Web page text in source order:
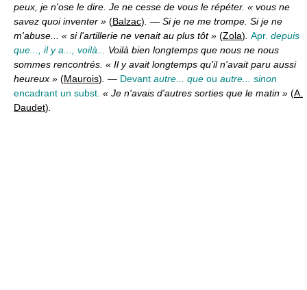
peux, je n'ose le dire. Je ne cesse de vous le répéter. « vous ne
savez quoi inventer » (Balzac) — Si je ne me trompe. Si je ne
m'abuse... « si l'artillerie ne venait au plus tôt » (Zola) Apr. depuis
que..., il y a..., voilà...
Voilà bien longtemps que nous ne nous
sommes rencontrés. « Il y avait longtemps qu'il n'avait paru aussi
heureux » (Maurois) — Devant autre... que ou autre... sinon
encadrant un subst. « Je n'avais d'autres sorties que le matin » (A.
Daudet)